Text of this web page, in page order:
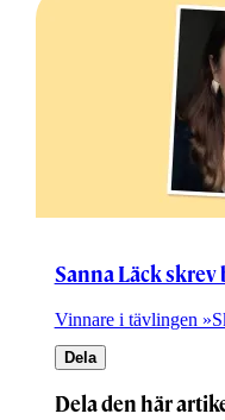
Sanna Läck
Vinnare i tävlingen
Dela
Dela den här